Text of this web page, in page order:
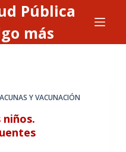
Pública
más
Y VACUNACIÓN
niños.